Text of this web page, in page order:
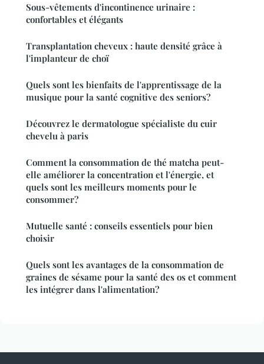
Sous-vêtements d'incontinence urinaire :
confortables et élégants
Transplantation cheveux : haute densité grâce à
l'implanteur de choï
Quels sont les bienfaits de l'apprentissage de la
musique pour la santé cognitive des seniors?
Découvrez le dermatologue spécialiste du cuir
chevelu à paris
Comment la consommation de thé matcha peut-
elle améliorer la concentration et l'énergie, et
quels sont les meilleurs moments pour le
consommer?
Mutuelle santé : conseils essentiels pour bien
choisir
Quels sont les avantages de la consommation de
graines de sésame pour la santé des os et comment
les intégrer dans l'alimentation?